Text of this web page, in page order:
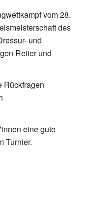
vom 28.
des
und
Reiter und
Rückfragen
eine gute
Turnier.